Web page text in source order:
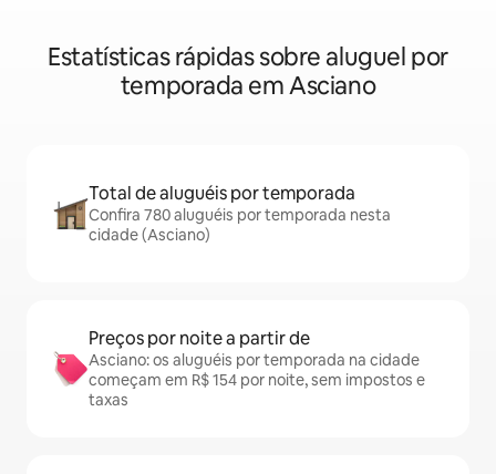
Estatísticas rápidas sobre aluguel por
temporada em Asciano
Total de aluguéis por temporada
Confira 780 aluguéis por temporada nesta
cidade (Asciano)
Preços por noite a partir de
Asciano: os aluguéis por temporada na cidade
começam em R$ 154 por noite, sem impostos e
taxas